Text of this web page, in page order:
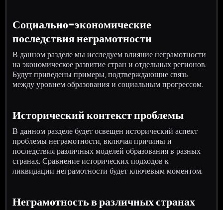
Социально-экономические
последствия неграмотности
В данном разделе мы исследуем влияние неграмотности
на экономическое развитие стран и отдельных регионов.
Будут приведены примеры, подтверждающие связь
между уровнем образования и социальным прогрессом.
Исторический контекст проблемы
В данном разделе будет освещен исторический аспект
проблемы неграмотности, включая причины и
последствия различных моделей образования в разных
странах. Сравнение исторических подходов к
ликвидации неграмотности будет ключевым моментом.
Неграмотность в различных странах